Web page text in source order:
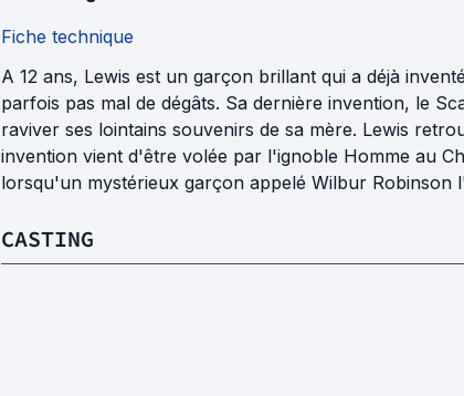
Fiche technique
A 12 ans, Lewis est un garçon brillant qui a déjà
parfois pas mal de dégâts. Sa dernière invention, le
raviver ses lointains souvenirs de sa mère. Lewis
invention vient d'être volée par l'ignoble Homme au
lorsqu'un mystérieux garçon appelé Wilbur Robinson
CASTING